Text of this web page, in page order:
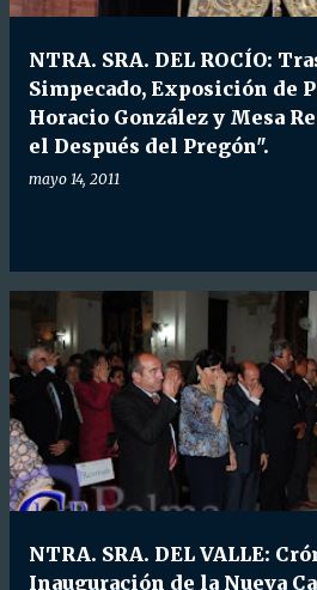
NTRA. SRA. DEL ROCÍO:
Simpecado, Exposición de
Horacio González y Mesa
el Después del Pregón".
mayo 14, 2011
NTRA. SRA. DEL VALLE:
Inauguración de la Nueva